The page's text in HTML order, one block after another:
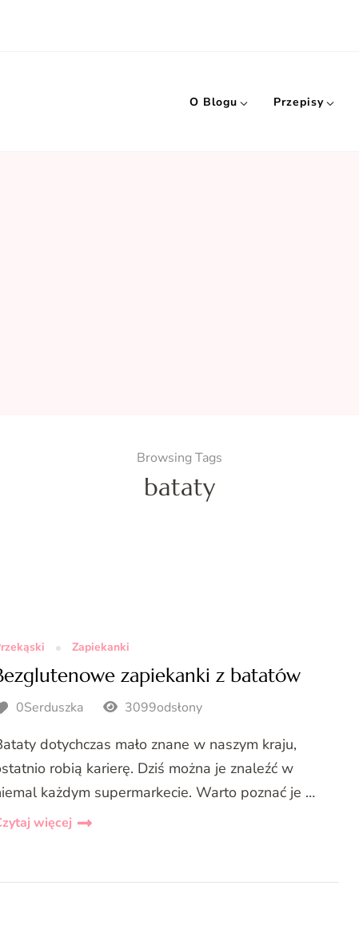
O Blogu Przepisy
Browsing Tags
bataty
Zapiekanki
zapiekanki z batatów
0Serduszka 3099odsłony
dotychczas mało znane w naszym kraju,
robią karierę. Dziś można je znaleźć w
każdym supermarkecie. Warto poznać je …
więcej